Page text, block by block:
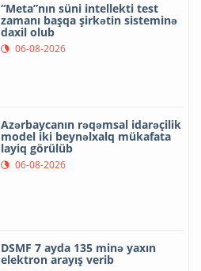
“Meta”nın süni intellekti test
zamanı başqa şirkətin sisteminə
daxil olub
06-08-2026
Azərbaycanın rəqəmsal idarəçilik
model iki beynəlxalq mükafata
layiq görülüb
06-08-2026
DSMF 7 ayda 135 minə yaxın
elektron arayış verib